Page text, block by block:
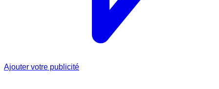
Ajouter votre publicité